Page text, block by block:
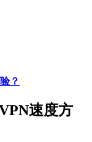
？
速度方